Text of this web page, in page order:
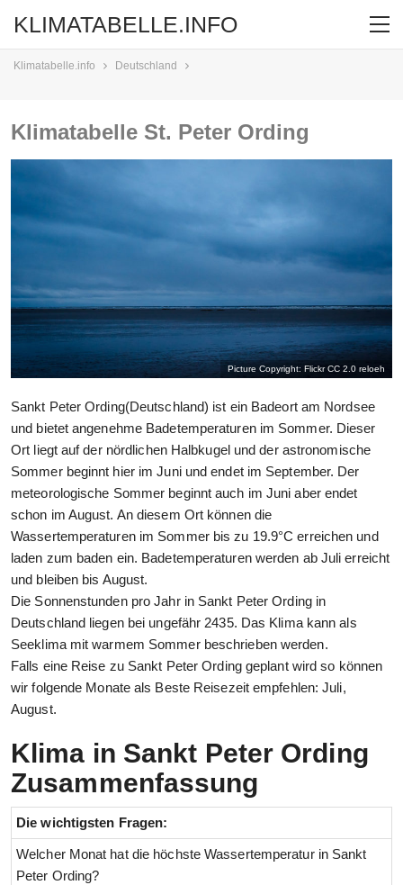
KLIMATABELLE.INFO
Klimatabelle.info Deutschland
Klimatabelle St. Peter Ording
Picture Copyright: Flickr CC 2.0 reloeh
Sankt Peter Ording(Deutschland) ist ein Badeort am Nordsee
und bietet angenehme Badetemperaturen im Sommer. Dieser
Ort liegt auf der nördlichen Halbkugel und der astronomische
Sommer beginnt hier im Juni und endet im September. Der
meteorologische Sommer beginnt auch im Juni aber endet
schon im August. An diesem Ort können die
Wassertemperaturen im Sommer bis zu 19.9°C erreichen und
laden zum baden ein. Badetemperaturen werden ab Juli erreicht
und bleiben bis August.
Die Sonnenstunden pro Jahr in Sankt Peter Ording in
Deutschland liegen bei ungefähr 2435. Das Klima kann als
Seeklima mit warmem Sommer beschrieben werden.
Falls eine Reise zu Sankt Peter Ording geplant wird so können
wir folgende Monate als Beste Reisezeit empfehlen: Juli,
August.
Klima in Sankt Peter Ording
Zusammenfassung
Die wichtigsten Fragen:
Welcher Monat hat die höchste Wassertemperatur in Sankt
Peter Ording?